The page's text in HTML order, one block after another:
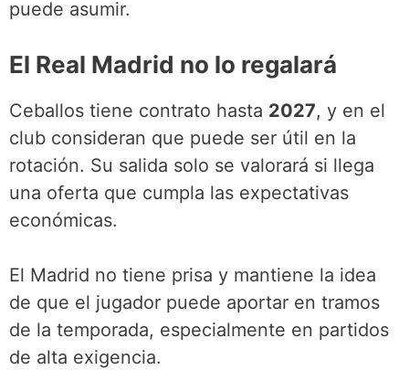
puede asumir.
El Real Madrid no lo regalará
Ceballos tiene contrato hasta 2027, y en el
club consideran que puede ser útil en la
rotación. Su salida solo se valorará si llega
una oferta que cumpla las expectativas
económicas.
El Madrid no tiene prisa y mantiene la idea
de que el jugador puede aportar en tramos
de la temporada, especialmente en partidos
de alta exigencia.